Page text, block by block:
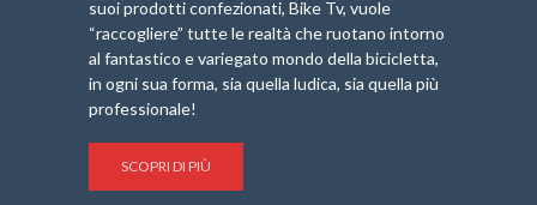
suoi prodotti confezionati, Bike Tv, vuole
“raccogliere” tutte le realtà che ruotano intorno
al fantastico e variegato mondo della bicicletta,
in ogni sua forma, sia quella ludica, sia quella più
professionale!
SCOPRI DI PIÙ